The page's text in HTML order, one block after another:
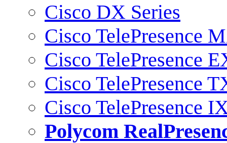
Cisco DX Series
Cisco TelePresence
Cisco TelePresence
Cisco TelePresence
Cisco TelePresence
Polycom